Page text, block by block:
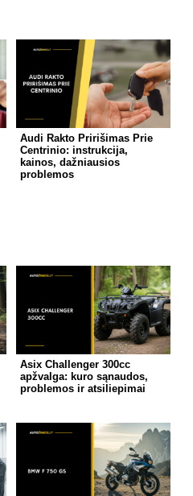
Audi Rakto Pririšimas Prie
Centrinio: instrukcija,
kainos, dažniausios
problemos
Asix Challenger 300cc
apžvalga: kuro sąnaudos,
problemos ir atsiliepimai